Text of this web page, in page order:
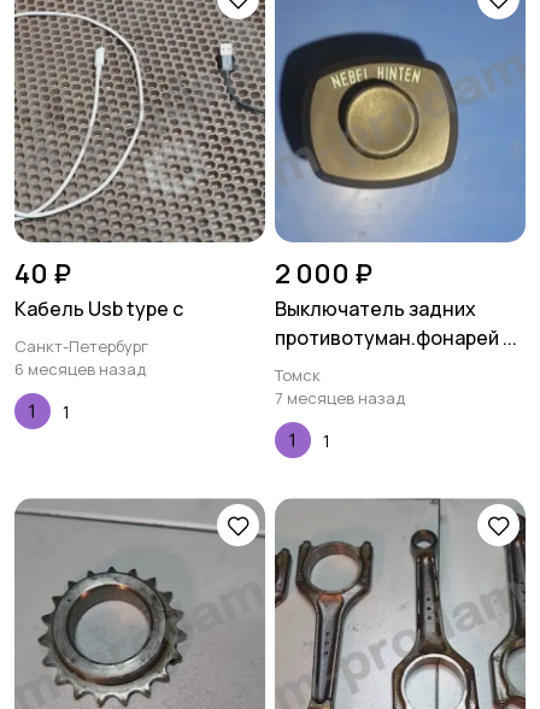
40 ₽
Кабель Usb type c
Санкт-Петербург
6 месяцев назад
1
2 000 ₽
Выключатель задних
противотуман.фонарей ...
Томск
7 месяцев назад
1